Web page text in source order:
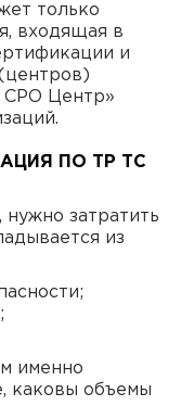
только
входящая в
и
СРО Центр»
ПО ТР ТС
затратить
из
именно
каковы объeмы